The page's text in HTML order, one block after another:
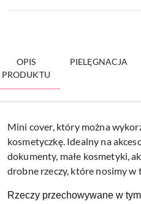
OPIS
PRODUKTU
PIELĘGNACJA
Mini cover, który można
kosmetyczkę. Idealny na
dokumenty, małe kosmetyki,
drobne rzeczy, które nosimy w
Rzeczy przechowywane w